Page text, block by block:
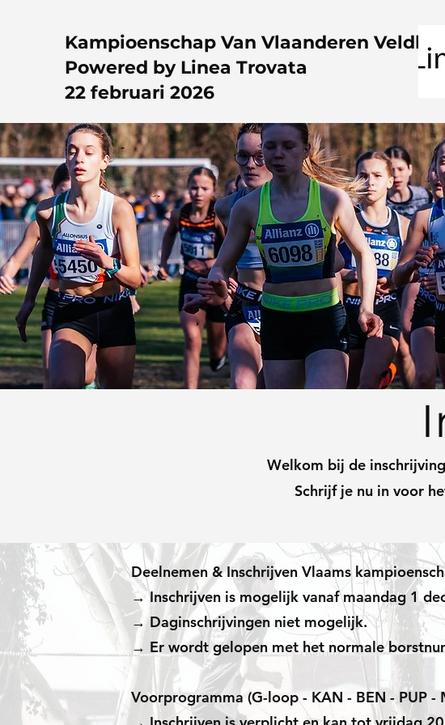
Kampioenschap Van Vlaanderen
Powered by Linea Trovata
22 februari 2026
Welkom bij de
Schrijf je nu in voor
Deelnemen & Inschrijven Vlaams
→ Inschrijven is mogelijk vanaf maandag 1
→ Daginschrijvingen niet mogelijk.
→ Er wordt gelopen met het normale
Voorprogramma (G-loop - KAN - BEN - PUP -